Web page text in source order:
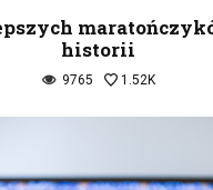
historii
9765 1.52K